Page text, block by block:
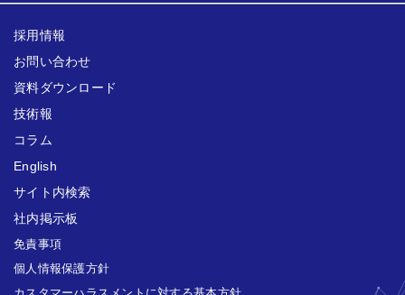
採用情報
お問い合わせ
資料ダウンロード
技術報
コラム
English
サイト内検索
社内掲示板
免責事項
個人情報保護方針